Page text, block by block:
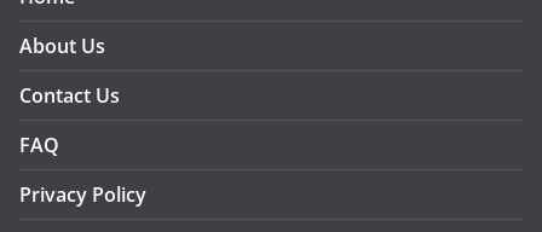
About Us
Contact Us
FAQ
Privacy Policy